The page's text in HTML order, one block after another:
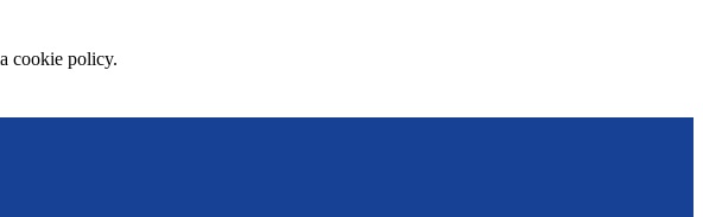
cookie policy.